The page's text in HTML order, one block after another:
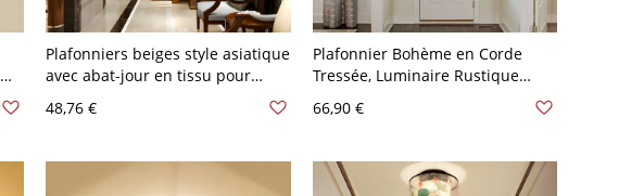
Plafonniers beiges style asiatique
avec abat-jour en tissu pour
salon salle à manger - Tambour
110 V-120 V Lotus Beige
48,76 €
Plafonnier Bohème en Corde
Tressée, Luminaire Rustique
Chambre, Entrée ou Chambre
66,90 €